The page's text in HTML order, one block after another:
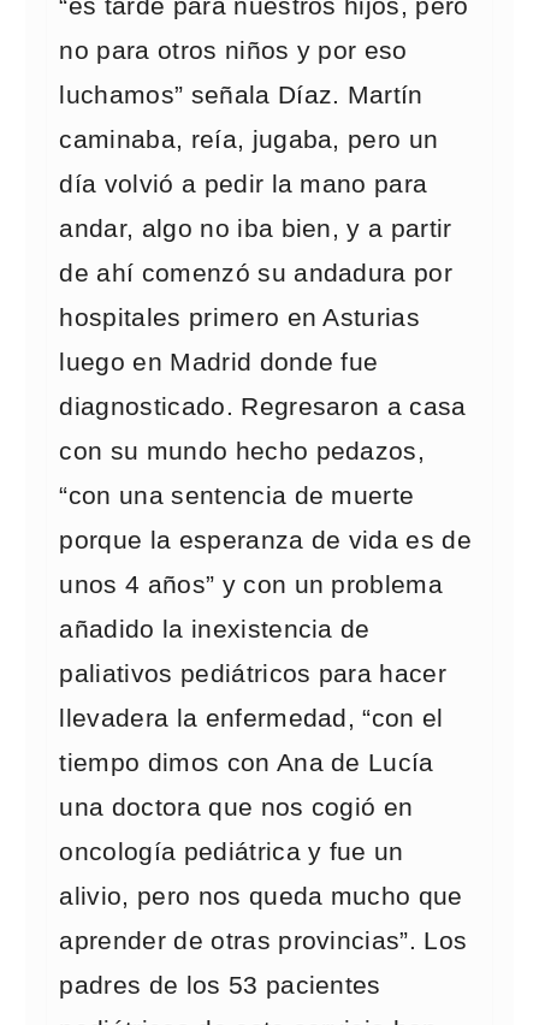
“es tarde para nuestros hijos, pero
no para otros niños y por eso
luchamos” señala Díaz. Martín
caminaba, reía, jugaba, pero un
día volvió a pedir la mano para
andar, algo no iba bien, y a partir
de ahí comenzó su andadura por
hospitales primero en Asturias
luego en Madrid donde fue
diagnosticado. Regresaron a casa
con su mundo hecho pedazos,
“con una sentencia de muerte
porque la esperanza de vida es de
unos 4 años” y con un problema
añadido la inexistencia de
paliativos pediátricos para hacer
llevadera la enfermedad, “con el
tiempo dimos con Ana de Lucía
una doctora que nos cogió en
oncología pediátrica y fue un
alivio, pero nos queda mucho que
aprender de otras provincias”. Los
padres de los 53 pacientes